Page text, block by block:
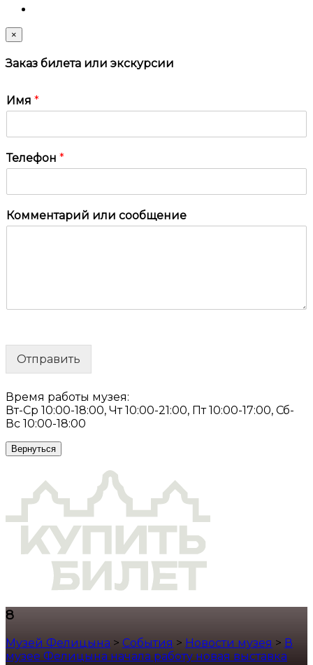
×
Заказ билета или экскурсии
Имя *
Телефон *
Комментарий или сообщение
Отправить
Время работы музея:
Вт-Ср 10:00-18:00, Чт 10:00-21:00, Пт 10:00-17:00, Сб-
Вс 10:00-18:00
Вернуться
8
Музей Фелицына > События > Новости музея > В
музее Фелицына начала работу новая выставка